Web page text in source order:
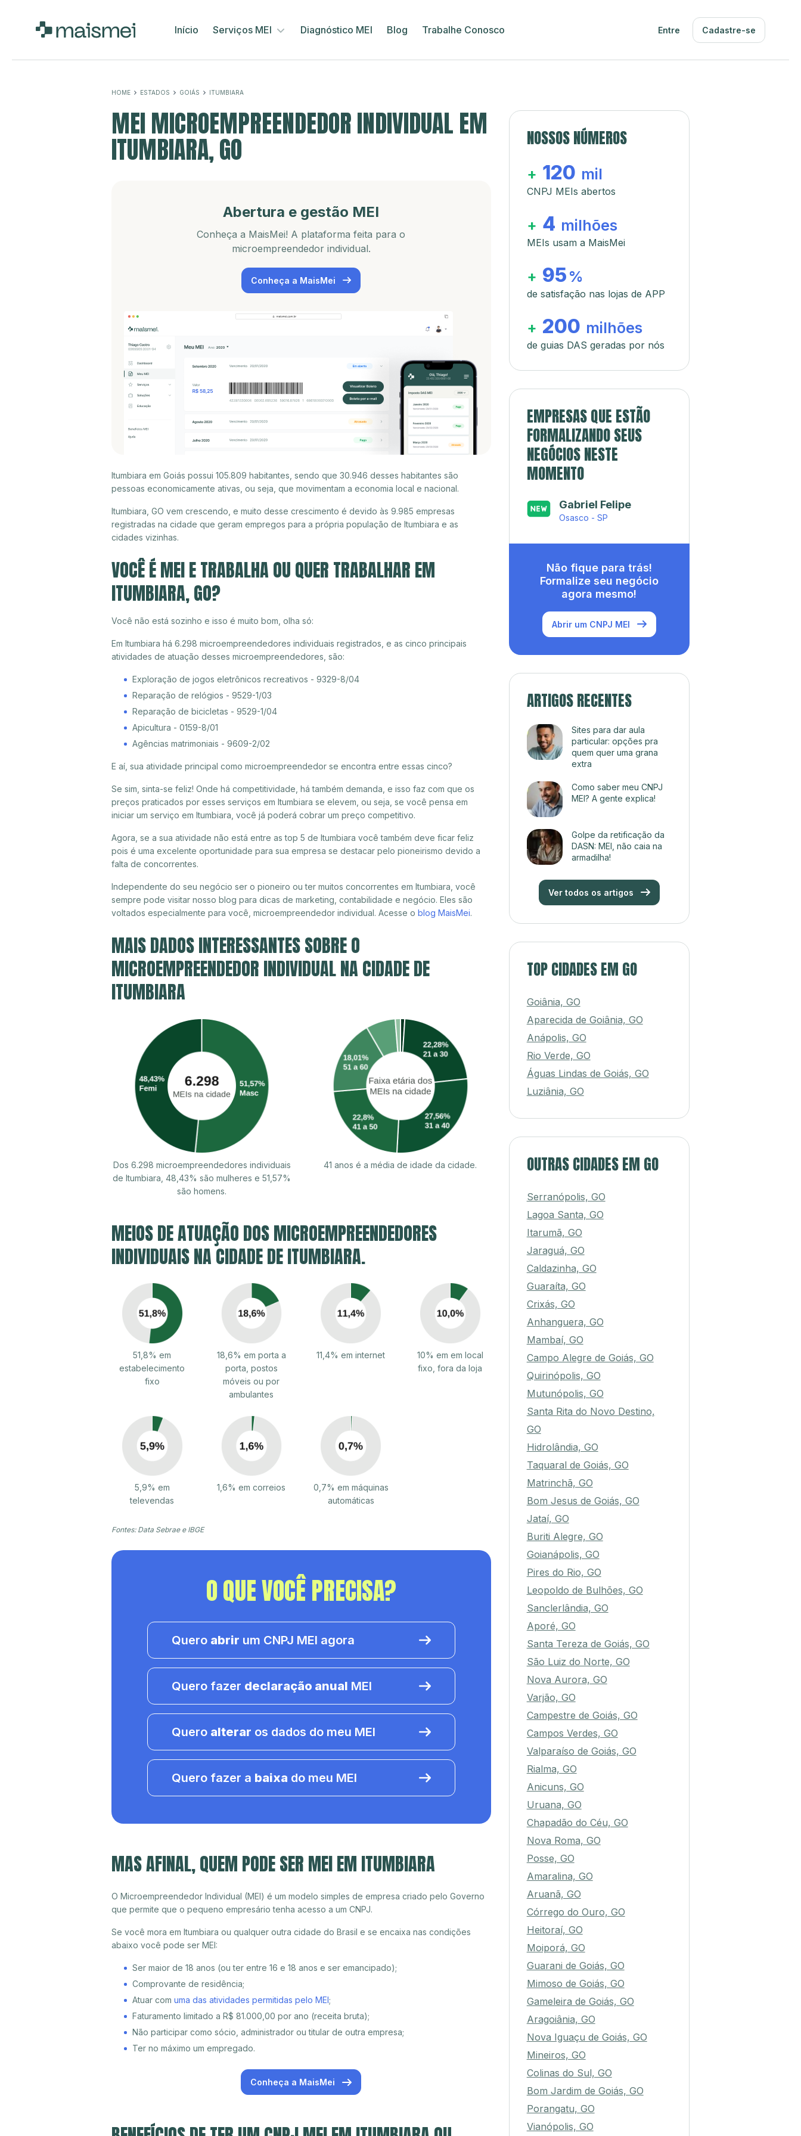
Início Serviços MEI Diagnóstico MEI Blog Trabalhe Conosco Entre Cadastre-se
HOME ESTADOS GOIÁS ITUMBIARA
MEI MICROEMPREENDEDOR INDIVIDUAL EM
ITUMBIARA, GO
Abertura e gestão MEI
Conheça a MaisMei! A plataforma feita para o
microempreendedor individual.
Conheça a MaisMei
Itumbiara em Goiás possui 105.809 habitantes, sendo que 30.946 desses habitantes são
pessoas economicamente ativas, ou seja, que movimentam a economia local e nacional.
Itumbiara, GO vem crescendo, e muito desse crescimento é devido às 9.985 empresas
registradas na cidade que geram empregos para a própria população de Itumbiara e as
cidades vizinhas.
VOCÊ É MEI E TRABALHA OU QUER TRABALHAR EM
ITUMBIARA, GO?
Você não está sozinho e isso é muito bom, olha só:
Em Itumbiara há 6.298 microempreendedores individuais registrados, e as cinco principais
atividades de atuação desses microempreendedores, são:
Exploração de jogos eletrônicos recreativos - 9329-8/04
Reparação de relógios - 9529-1/03
Reparação de bicicletas - 9529-1/04
Apicultura - 0159-8/01
Agências matrimoniais - 9609-2/02
E aí, sua atividade principal como microempreendedor se encontra entre essas cinco?
Se sim, sinta-se feliz! Onde há competitividade, há também demanda, e isso faz com que os
preços praticados por esses serviços em Itumbiara se elevem, ou seja, se você pensa em
iniciar um serviço em Itumbiara, você já poderá cobrar um preço competitivo.
Agora, se a sua atividade não está entre as top 5 de Itumbiara você também deve ficar feliz
pois é uma excelente oportunidade para sua empresa se destacar pelo pioneirismo devido a
falta de concorrentes.
Independente do seu negócio ser o pioneiro ou ter muitos concorrentes em Itumbiara, você
sempre pode visitar nosso blog para dicas de marketing, contabilidade e negócio. Eles são
voltados especialmente para você, microempreendedor individual. Acesse o blog MaisMei.
MAIS DADOS INTERESSANTES SOBRE O
MICROEMPREENDEDOR INDIVIDUAL NA CIDADE DE
ITUMBIARA
Dos 6.298 microempreendedores individuais
de Itumbiara, 48,43% são mulheres e 51,57%
são homens.
41 anos é a média de idade da cidade.
MEIOS DE ATUAÇÃO DOS MICROEMPREENDEDORES
INDIVIDUAIS NA CIDADE DE ITUMBIARA.
51,8% em
estabelecimento
fixo
18,6% em porta a
porta, postos
móveis ou por
ambulantes
11,4% em internet
10% em em local
fixo, fora da loja
5,9% em
televendas
1,6% em correios
0,7% em máquinas
automáticas
Fontes: Data Sebrae e IBGE
O QUE VOCÊ PRECISA?
Quero abrir um CNPJ MEI agora
Quero fazer declaração anual MEI
Quero alterar os dados do meu MEI
Quero fazer a baixa do meu MEI
MAS AFINAL, QUEM PODE SER MEI EM ITUMBIARA
O Microempreendedor Individual (MEI) é um modelo simples de empresa criado pelo Governo
que permite que o pequeno empresário tenha acesso a um CNPJ.
Se você mora em Itumbiara ou qualquer outra cidade do Brasil e se encaixa nas condições
abaixo você pode ser MEI:
Ser maior de 18 anos (ou ter entre 16 e 18 anos e ser emancipado);
Comprovante de residência;
Atuar com uma das atividades permitidas pelo MEI;
Faturamento limitado a R$ 81.000,00 por ano (receita bruta);
Não participar como sócio, administrador ou titular de outra empresa;
Ter no máximo um empregado.
Conheça a MaisMei
NOSSOS NÚMEROS
+ 120 mil
CNPJ MEIs abertos
+ 4 milhões
MEIs usam a MaisMei
+ 95 %
de satisfação nas lojas de APP
+ 200 milhões
de guias DAS geradas por nós
EMPRESAS QUE ESTÃO
FORMALIZANDO SEUS
NEGÓCIOS NESTE
MOMENTO
Gabriel Felipe
Osasco - SP
Não fique para trás!
Formalize seu negócio
agora mesmo!
Abrir um CNPJ MEI
ARTIGOS RECENTES
Sites para dar aula
particular: opções pra
quem quer uma grana
extra
Como saber meu CNPJ
MEI? A gente explica!
Golpe da retificação da
DASN: MEI, não caia na
armadilha!
Ver todos os artigos
TOP CIDADES EM GO
Goiânia, GO
Aparecida de Goiânia, GO
Anápolis, GO
Rio Verde, GO
Águas Lindas de Goiás, GO
Luziânia, GO
OUTRAS CIDADES EM GO
Serranópolis, GO
Lagoa Santa, GO
Itarumã, GO
Jaraguá, GO
Caldazinha, GO
Guaraíta, GO
Crixás, GO
Anhanguera, GO
Mambaí, GO
Campo Alegre de Goiás, GO
Quirinópolis, GO
Mutunópolis, GO
Santa Rita do Novo Destino,
GO
Hidrolândia, GO
Taquaral de Goiás, GO
Matrinchã, GO
Bom Jesus de Goiás, GO
Jataí, GO
Buriti Alegre, GO
Goianápolis, GO
Pires do Rio, GO
Leopoldo de Bulhões, GO
Sanclerlândia, GO
Aporé, GO
Santa Tereza de Goiás, GO
São Luiz do Norte, GO
Nova Aurora, GO
Varjão, GO
Campestre de Goiás, GO
Campos Verdes, GO
Valparaíso de Goiás, GO
Rialma, GO
Anicuns, GO
Uruana, GO
Chapadão do Céu, GO
Nova Roma, GO
Posse, GO
Amaralina, GO
Aruanã, GO
Córrego do Ouro, GO
Heitoraí, GO
Moiporá, GO
Guarani de Goiás, GO
Mimoso de Goiás, GO
Gameleira de Goiás, GO
Aragoiânia, GO
Nova Iguaçu de Goiás, GO
Mineiros, GO
Colinas do Sul, GO
Bom Jardim de Goiás, GO
Porangatu, GO
Vianópolis, GO